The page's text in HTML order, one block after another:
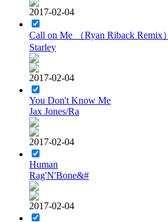
2017-02-04
Call on Me （Ryan Riback Remix）
Starley
2017-02-04
You Don't Know Me
Jax Jones/Ra
2017-02-04
Human
Rag'N'Bone&#
2017-02-04